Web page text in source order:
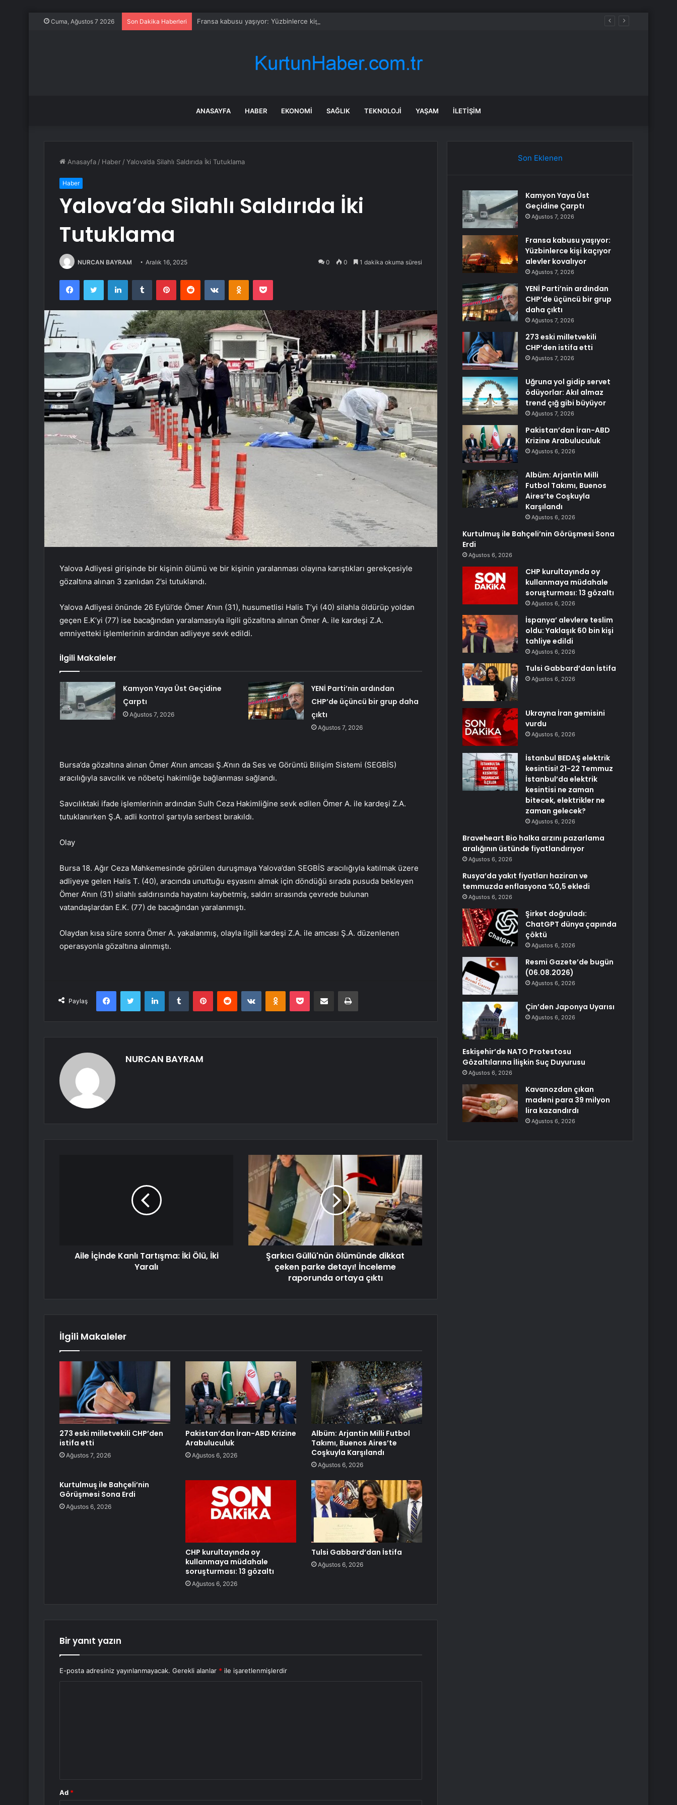
Cuma, Ağustos 7 2026 Son Dakika Haberleri Fransa kabusu yaşıyor: Yüzbinlerce kişi kaçıyor alevler kovalıyor
ANASAYFA HABER EKONOMI SAĞLIK TEKNOLOJI YAŞAM İLETIŞIM
Anasayfa / Haber /Yalova’da Silahlı Saldırıda İki Tutuklama
Haber
Yalova’da Silahlı Saldırıda İki
Tutuklama
NURCAN BAYRAM Aralık 16, 2025 0 0 1 dakika okuma süresi
FacebookTwitter LinkedInTumblr PinterestReddit VKontakteOdnoklassniki
Pocket
Yalova Adliyesi girişinde bir kişinin ölümü ve bir kişinin yaralanması olayına karıştıkları gerekçesiyle
gözaltına alınan 3 zanlıdan 2’si tutuklandı.
Yalova Adliyesi önünde 26 Eylül’de Ömer A’nın (31), husumetlisi Halis T’yi (40) silahla öldürüp yoldan
geçen E.K’yi (77) ise bacağından yaralamasıyla ilgili gözaltına alınan Ömer A. ile kardeşi Z.A.
emniyetteki işlemlerinin ardından adliyeye sevk edildi.
İlgili Makaleler
Kamyon Yaya Üst Geçidine
Çarptı
Ağustos 7, 2026
YENİ Parti’nin ardından
CHP’de üçüncü bir grup daha
çıktı
Ağustos 7, 2026
Bursa’da gözaltına alınan Ömer A’nın amcası Ş.A’nın da Ses ve Görüntü Bilişim Sistemi (SEGBİS)
aracılığıyla savcılık ve nöbetçi hakimliğe bağlanması sağlandı.
Savcılıktaki ifade işlemlerinin ardından Sulh Ceza Hakimliğine sevk edilen Ömer A. ile kardeşi Z.A.
tutuklanırken Ş.A. adli kontrol şartıyla serbest bırakıldı.
Olay
Bursa 18. Ağır Ceza Mahkemesinde görülen duruşmaya Yalova’dan SEGBİS aracılığıyla katılmak üzere
adliyeye gelen Halis T. (40), aracında unuttuğu eşyasını almak için döndüğü sırada pusuda bekleyen
Ömer A’nın (31) silahlı saldırısında hayatını kaybetmiş, saldırı sırasında çevrede bulunan
vatandaşlardan E.K. (77) de bacağından yaralanmıştı.
Olaydan kısa süre sonra Ömer A. yakalanmış, olayla ilgili kardeşi Z.A. ile amcası Ş.A. düzenlenen
operasyonla gözaltına alınmıştı.
Paylaş
FacebookTwitter LinkedInTumblr PinterestReddit VKontakteOdnoklassniki
Pocket E-Posta ile paylaş Yazdır
NURCAN BAYRAM
Aile İçinde Kanlı Tartışma: İki Ölü, İki
Yaralı
Şarkıcı Güllü'nün ölümünde dikkat
çeken parke detayı! İnceleme
raporunda ortaya çıktı
İlgili Makaleler
273 eski milletvekili CHP’den
istifa etti
Ağustos 7, 2026
Pakistan’dan İran-ABD Krizine
Arabuluculuk
Ağustos 6, 2026
Albüm: Arjantin Milli Futbol
Takımı, Buenos Aires’te
Coşkuyla Karşılandı
Ağustos 6, 2026
Kurtulmuş ile Bahçeli’nin
Görüşmesi Sona Erdi
Ağustos 6, 2026
CHP kurultayında oy
kullanmaya müdahale
soruşturması: 13 gözaltı
Ağustos 6, 2026
Tulsi Gabbard’dan İstifa
Ağustos 6, 2026
Bir yanıt yazın
E-posta adresiniz yayınlanmayacak. Gerekli alanlar * ile işaretlenmişlerdir
Ad *
Son Eklenen
Kamyon Yaya Üst
Geçidine Çarptı
Ağustos 7, 2026
Fransa kabusu yaşıyor:
Yüzbinlerce kişi kaçıyor
alevler kovalıyor
Ağustos 7, 2026
YENİ Parti’nin ardından
CHP’de üçüncü bir grup
daha çıktı
Ağustos 7, 2026
273 eski milletvekili
CHP’den istifa etti
Ağustos 7, 2026
Uğruna yol gidip servet
ödüyorlar: Akıl almaz
trend çığ gibi büyüyor
Ağustos 7, 2026
Pakistan’dan İran-ABD
Krizine Arabuluculuk
Ağustos 6, 2026
Albüm: Arjantin Milli
Futbol Takımı, Buenos
Aires’te Coşkuyla
Karşılandı
Ağustos 6, 2026
Kurtulmuş ile Bahçeli’nin Görüşmesi Sona
Erdi
Ağustos 6, 2026
CHP kurultayında oy
kullanmaya müdahale
soruşturması: 13 gözaltı
Ağustos 6, 2026
İspanya’ alevlere teslim
oldu: Yaklaşık 60 bin kişi
tahliye edildi
Ağustos 6, 2026
Tulsi Gabbard’dan İstifa
Ağustos 6, 2026
Ukrayna İran gemisini
vurdu
Ağustos 6, 2026
İstanbul BEDAŞ elektrik
kesintisi! 21-22 Temmuz
İstanbul’da elektrik
kesintisi ne zaman
bitecek, elektrikler ne
zaman gelecek?
Ağustos 6, 2026
Braveheart Bio halka arzını pazarlama
aralığının üstünde fiyatlandırıyor
Ağustos 6, 2026
Rusya’da yakıt fiyatları haziran ve
temmuzda enflasyona %0,5 ekledi
Ağustos 6, 2026
Şirket doğruladı:
ChatGPT dünya çapında
çöktü
Ağustos 6, 2026
Resmi Gazete’de bugün
(06.08.2026)
Ağustos 6, 2026
Çin’den Japonya Uyarısı
Ağustos 6, 2026
Eskişehir’de NATO Protestosu
Gözaltılarına İlişkin Suç Duyurusu
Ağustos 6, 2026
Kavanozdan çıkan
madeni para 39 milyon
lira kazandırdı
Ağustos 6, 2026